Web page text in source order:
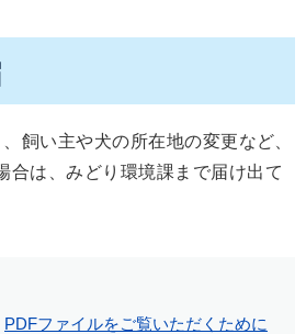
飼い主や犬の所在地の変更など、
合は、みどり環境課まで届け出て
PDFファイルをご覧いただくために